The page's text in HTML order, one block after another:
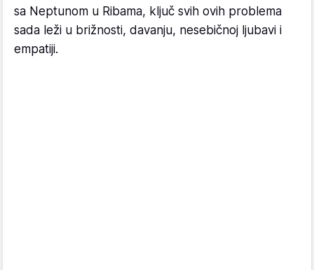
sa Neptunom u Ribama, ključ svih ovih problema
sada leži u brižnosti, davanju, nesebičnoj ljubavi i
empatiji.